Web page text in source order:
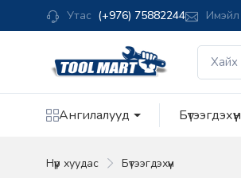
Утас (+976) 75882244 Имэйл
Ангилалууд Бүтээгдэхүүн
Нүүр хуудас Бүтээгдэхүүн